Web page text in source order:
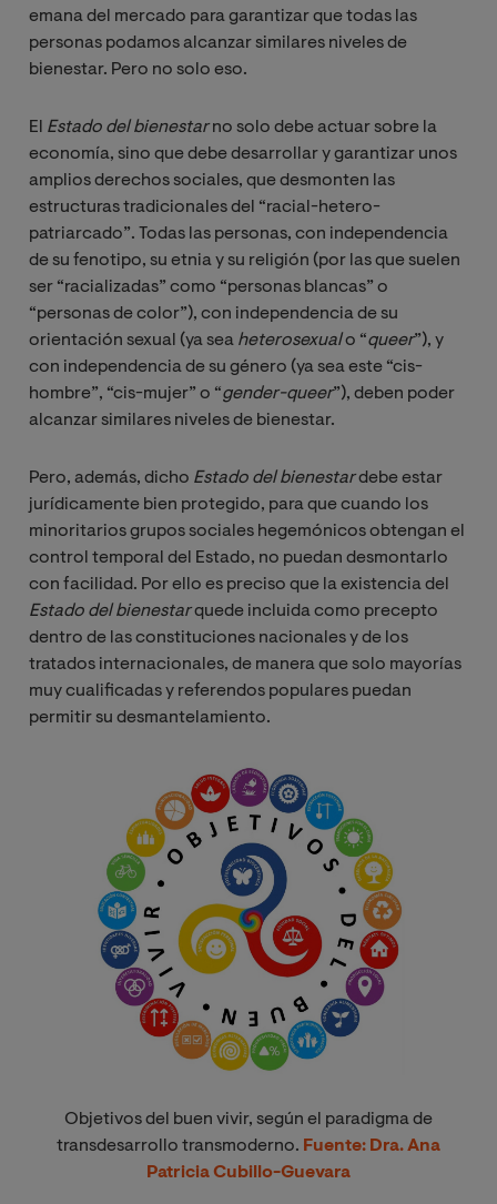
emana del mercado para garantizar que todas las
personas podamos alcanzar similares niveles de
bienestar. Pero no solo eso.
El Estado del bienestarno solo debe actuar sobre la
economía, sino que debe desarrollar y garantizar unos
amplios derechos sociales, que desmonten las
estructuras tradicionales del “racial-hetero-
patriarcado”. Todas las personas, con independencia
de su fenotipo, su etnia y su religión (por las que suelen
ser “racializadas” como “personas blancas” o
“personas de color”), con independencia de su
orientación sexual (ya sea heterosexualo “queer”), y
con independencia de su género (ya sea este “cis-
hombre”, “cis-mujer” o “gender-queer”), deben poder
alcanzar similares niveles de bienestar.
Pero, además, dicho Estado del bienestardebe estar
jurídicamente bien protegido, para que cuando los
minoritarios grupos sociales hegemónicos obtengan el
control temporal del Estado, no puedan desmontarlo
con facilidad. Por ello es preciso que la existencia del
Estado del bienestarquede incluida como precepto
dentro de las constituciones nacionales y de los
tratados internacionales, de manera que solo mayorías
muy cualificadas y referendos populares puedan
permitir su desmantelamiento.
Image
Objetivos del buen vivir, según el paradigma de
transdesarrollo transmoderno. Fuente: Dra. Ana
Patricia Cubillo-Guevara